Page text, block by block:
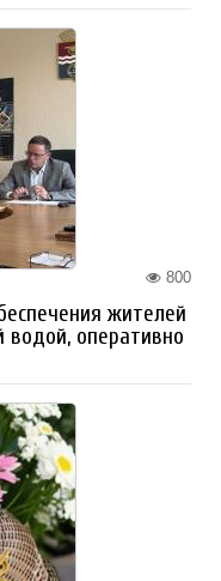
800
жителей
водой, оперативно